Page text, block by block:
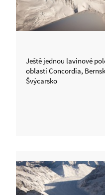
Ještě jednou lavinové
oblastí Concordia,
Švýcarsko